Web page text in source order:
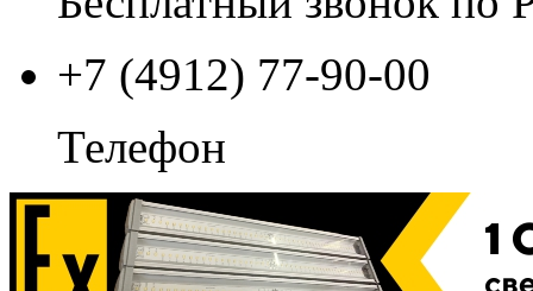
+7 (4912) 77-90-00
Телефон